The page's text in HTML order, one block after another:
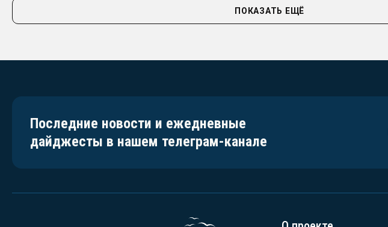
ПОКАЗАТЬ ЕЩЁ
Последние новости и ежедневные
дайджесты в нашем телеграм-канале